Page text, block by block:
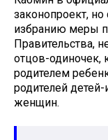
законопроект,
избранию меры
Правительства,
отцов-одиночек,
родителем
родителей
женщин.